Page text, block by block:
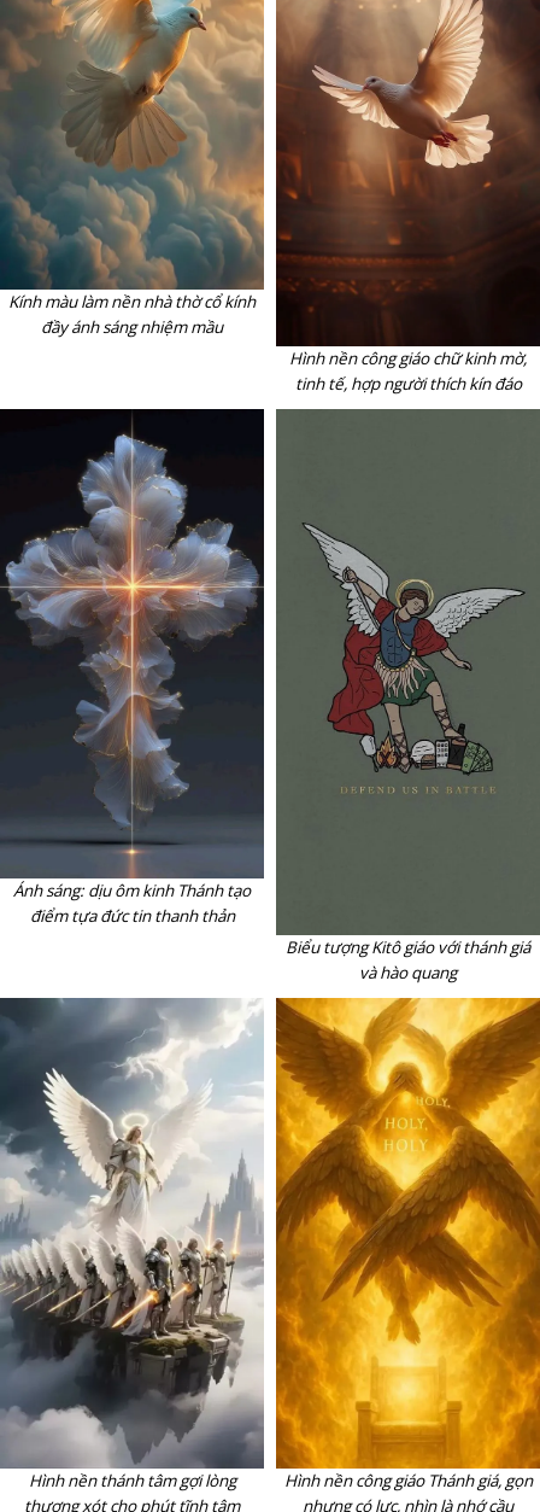
Kính màu làm nền nhà thờ cổ kính
đầy ánh sáng nhiệm mầu
Hình nền công giáo chữ kinh mờ,
tinh tế, hợp người thích kín đáo
Ánh sáng: dịu ôm kinh Thánh tạo
điểm tựa đức tin thanh thản
Biểu tượng Kitô giáo với thánh giá
và hào quang
Hình nền thánh tâm gợi lòng
thương xót cho phút tĩnh tâm
Hình nền công giáo Thánh giá, gọn
nhưng có lực, nhìn là nhớ cầu